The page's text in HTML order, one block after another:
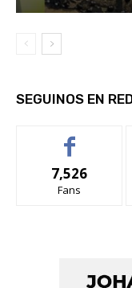
SEGUINOS EN
7,526
Fans